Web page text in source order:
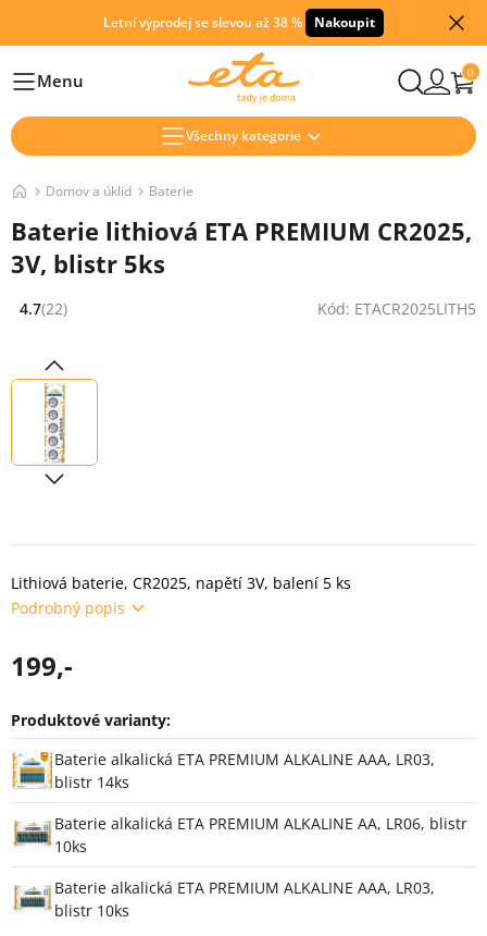
Letní výprodej se slevou až 38 % Nakoupit
HlavníMenu 0
Všechny kategorie
Domov a úklid Baterie
Baterie lithiová ETA PREMIUM CR2025,
3V, blistr 5ks
Hodnocení: 4.7 z 5 (22 recenzí)
4.7(22) Kód: ETACR2025LITH5
Lithiová baterie, CR2025, napětí 3V, balení 5 ks
Podrobný popis
199,-
Produktové varianty:
Varianty
Baterie alkalická ETA PREMIUM ALKALINE AAA, LR03,
blistr 14ks
Baterie alkalická ETA PREMIUM ALKALINE AA, LR06, blistr
10ks
Baterie alkalická ETA PREMIUM ALKALINE AAA, LR03,
blistr 10ks